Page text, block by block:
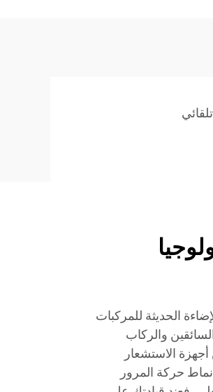
الحديثة للمركبات
والركاب
الاستشعار
حركة المرور